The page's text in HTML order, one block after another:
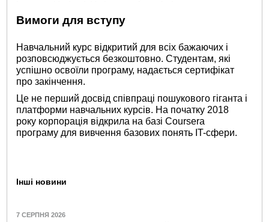
Вимоги для вступу
Навчальний курс відкритий для всіх бажаючих і
розповсюджується безкоштовно. Студентам, які
успішно освоїли програму, надається сертифікат
про закінчення.
Це не перший досвід співпраці пошукового гіганта і
платформи навчальних курсів. На початку 2018
року корпорація відкрила на базі Coursera
програму для вивчення базових понять IT-сфери.
Інші новини
7 СЕРПНЯ 2026